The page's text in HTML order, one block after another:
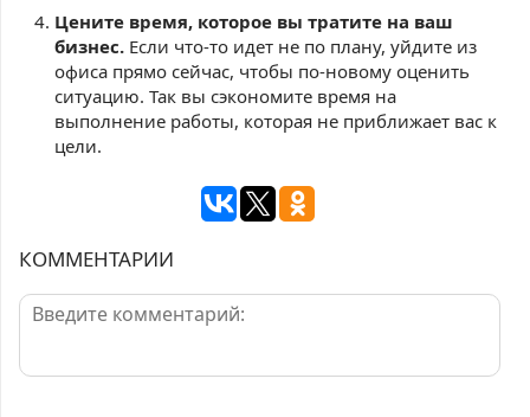
Цените время, которое вы тратите на ваш
бизнес. Если что-то идет не по плану, уйдите из
офиса прямо сейчас, чтобы по-новому оценить
ситуацию. Так вы сэкономите время на
выполнение работы, которая не приближает вас к
цели.
КОММЕНТАРИИ